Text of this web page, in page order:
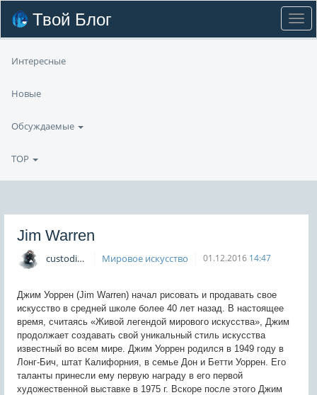
Твой Блог
Интересные
Новые
Обсуждаемые
TOP
Jim Warren
custodian Мировое искусство 01.12.2016 14:47
Джим Уоррен (Jim Warren) начал рисовать и продавать свое
искусство в средней школе более 40 лет назад. В настоящее
время, считаясь «Живой легендой мирового искусства», Джим
продолжает создавать свой уникальный стиль искусства
известный во всем мире. Джим Уоррен родился в 1949 году в
Лонг-Бич, штат Калифорния, в семье Дон и Бетти Уоррен. Его
таланты принесли ему первую награду в его первой
художественной выставке в 1975 г. Вскоре после этого Джим